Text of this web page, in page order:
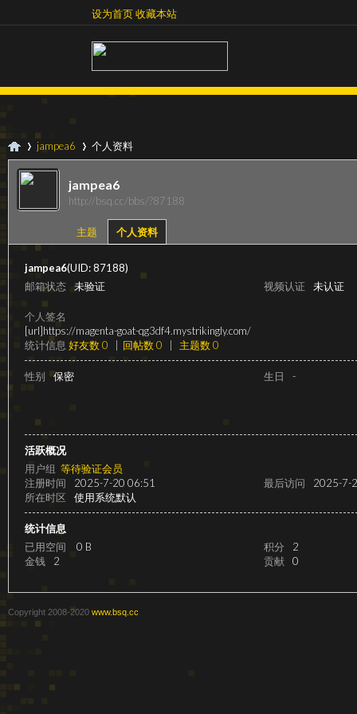
收藏本站设为首页收藏本站
速
›
jampea6 个人资料
jampea6
http://bsq.cc/bbs/?87188
主题 个人资料
jampea6(UID: 87188)
邮箱状态
未验证 视频认证 未认证
个人签名
[url]https://magenta-goat-qg3df4.mystrikingly.com/
统计信息 好友数 0 回帖数 0 主题数 0
性别 保密 生日 -
活跃概况
用户组 等待验证会员
注册时间
2025-7-20 06:51 最后访问
2025-7-
所在时区
使用系统默认
统计信息
已用空间
0 B 积分
2
金钱
2 贡献 0
Copyright 2008-2020 www.bsq.cc